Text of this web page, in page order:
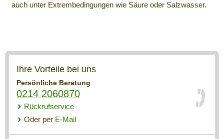
auch unter Extrembedingungen wie Säure oder Salzwasser.
Ihre Vorteile bei uns
Persönliche Beratung
0214 2060870
Rückrufservice
Oder per E-Mail